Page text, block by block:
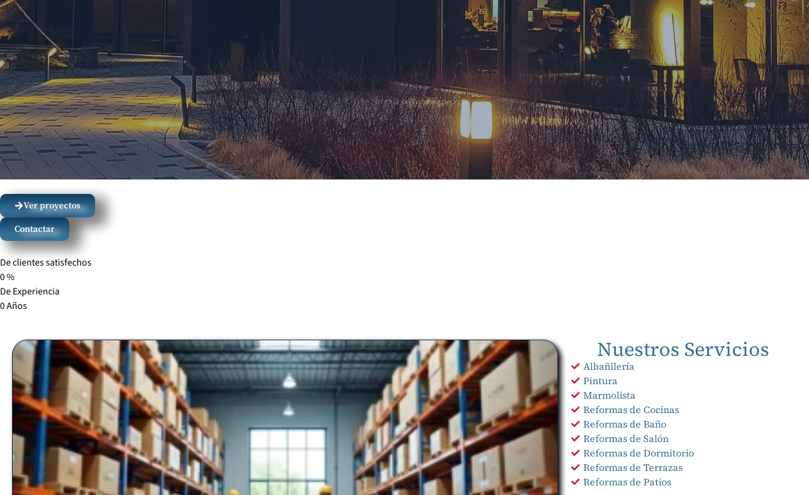
Ver proyectos
Contactar
De clientes satisfechos
0%
De Experiencia
0Años
Nuestros Servicios
Albañilería
Pintura
Marmolista
Reformas de Cocinas
Reformas de Baño
Reformas de Salón
Reformas de Dormitorio
Reformas de Terrazas
Reformas de Patios